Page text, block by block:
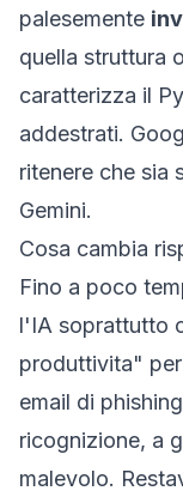
palesemente
quella struttura
caratterizza il
addestrati.
ritenere che sia
Gemini.
Cosa cambia
Fino a poco
l'IA soprattutto
produttivita"
email di
ricognizione, a
malevolo.